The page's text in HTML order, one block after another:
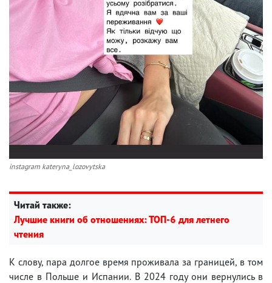
instagram kateryna_lozovytska
Читай также:
Лучшие книги об отношениях: ТОП-6 для летнего
чтения
К слову, пара долгое время проживала за границей, в том
числе в Польше и Испании. В 2024 году они вернулись в